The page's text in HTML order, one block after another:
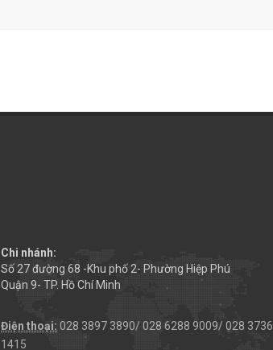
Chi nhánh:
Số 27 đường 68 -Khu phố 2- Phường Hiệp Phú
Quận 9- TP. Hồ Chí Minh
Điện thoại: 028 3897 3890/ 028 6288 9009/ 028 3736
1415